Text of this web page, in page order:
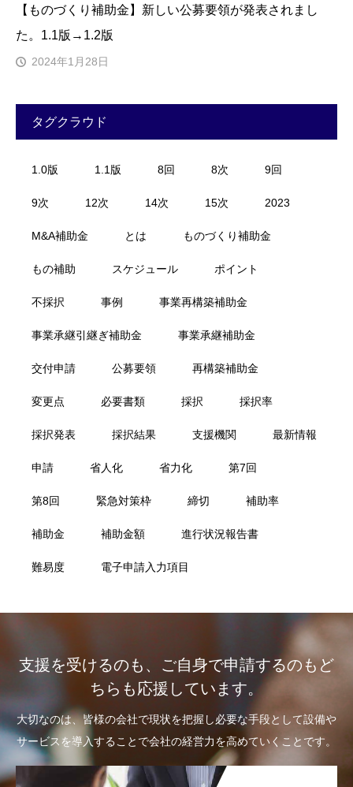
【ものづくり補助金】新しい公募要領が発表されまし
た。1.1版→1.2版
2024年1月28日
タグクラウド
1.0版 1.1版 8回 8次 9回
9次 12次 14次 15次 2023
M&A補助金 とは ものづくり補助金
もの補助 スケジュール ポイント
不採択 事例 事業再構築補助金
事業承継引継ぎ補助金 事業承継補助金
交付申請 公募要領 再構築補助金
変更点 必要書類 採択 採択率
採択発表 採択結果 支援機関 最新情報
申請 省人化 省力化 第7回
第8回 緊急対策枠 締切 補助率
補助金 補助金額 進行状況報告書
難易度 電子申請入力項目
支援を受けるのも、ご自身で申請するのもど
ちらも応援しています。
大切なのは、皆様の会社で現状を把握し必要な手段として設備や
サービスを導入することで会社の経営力を高めていくことです。